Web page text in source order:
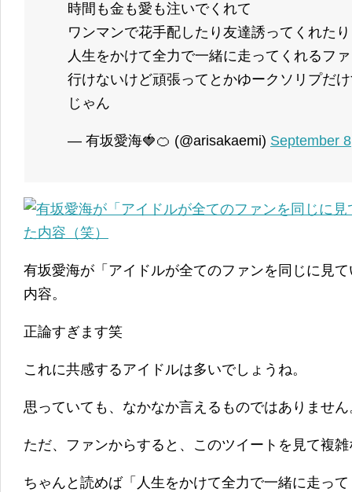
時間も金も愛も注いでくれて
ワンマンで花手配したり友達誘ってくれたり
人生をかけて全力で一緒に走ってくれるフ
行けないけど頑張ってとかゆークソリプだ
じゃん
— 有坂愛海🍓🍊 (@arisakaemi) September
有坂愛海が「アイドルが全てのファンを同じに見
内容。
正論すぎます笑
これに共感するアイドルは多いでしょうね。
思っていても、なかなか言えるものではありません
ただ、ファンからすると、このツイートを見て複
ちゃんと読めば「人生をかけて全力で一緒に走っ